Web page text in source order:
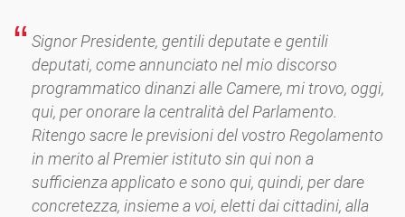
Signor Presidente, gentili deputate e gentili
deputati, come annunciato nel mio discorso
programmatico dinanzi alle Camere, mi trovo, oggi,
qui, per onorare la centralità del Parlamento.
Ritengo sacre le previsioni del vostro Regolamento
in merito al Premier istituto sin qui non a
sufficienza applicato e sono qui, quindi, per dare
concretezza, insieme a voi, eletti dai cittadini, alla